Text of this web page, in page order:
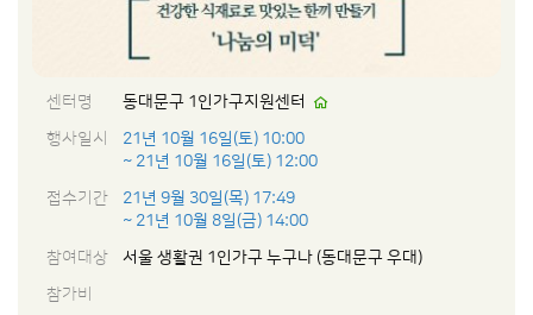
센터명
동대문구 1인가구지원센터
행사일시
21년 10월 16일(토) 10:00
~ 21년 10월 16일(토) 12:00
접수기간
21년 9월 30일(목) 17:49
~ 21년 10월 8일(금) 14:00
참여대상
서울 생활권 1인가구 누구나 (동대문구 우대)
참가비